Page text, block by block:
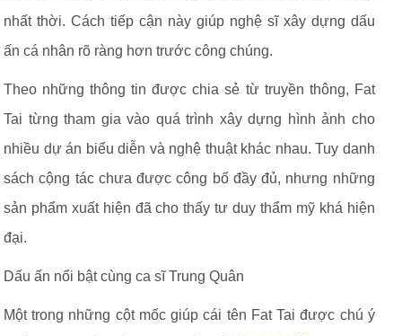
nhất thời. Cách tiếp cận này giúp nghệ sĩ xây dựng dấu
ấn cá nhân rõ ràng hơn trước công chúng.
Theo những thông tin được chia sẻ từ truyền thông, Fat
Tai từng tham gia vào quá trình xây dựng hình ảnh cho
nhiều dự án biểu diễn và nghệ thuật khác nhau. Tuy danh
sách cộng tác chưa được công bố đầy đủ, nhưng những
sản phẩm xuất hiện đã cho thấy tư duy thẩm mỹ khá hiện
đại.
Dấu ấn nổi bật cùng ca sĩ Trung Quân
Một trong những cột mốc giúp cái tên Fat Tai được chú ý